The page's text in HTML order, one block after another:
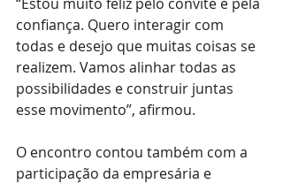
confiança. Quero interagir com
todas e desejo que muitas coisas se
realizem. Vamos alinhar todas as
possibilidades e construir juntas
esse movimento”, afirmou.
O encontro contou também com a
participação da empresária e